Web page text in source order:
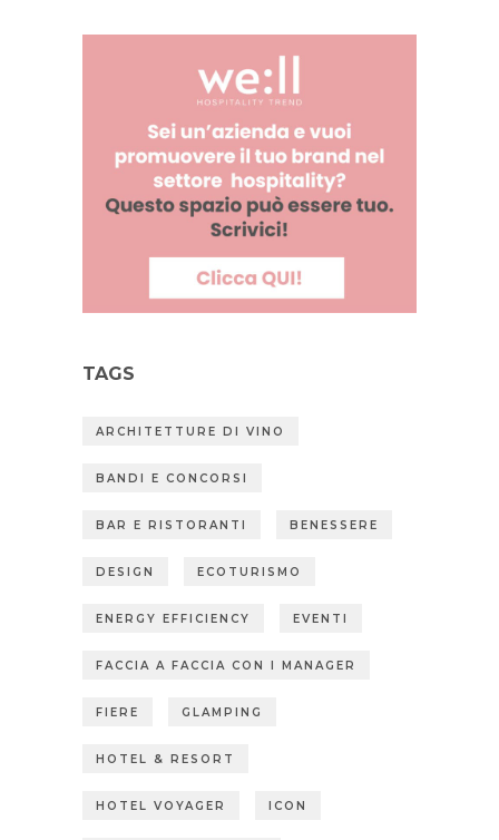
TAGS
ARCHITETTURE DI VINO
BANDI E CONCORSI
BAR E RISTORANTI BENESSERE
DESIGN ECOTURISMO
ENERGY EFFICIENCY EVENTI
FACCIA A FACCIA CON I MANAGER
FIERE GLAMPING
HOTEL & RESORT
HOTEL VOYAGER ICON